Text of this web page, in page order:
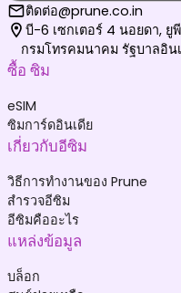
ติดต่อ@prune.co.in
บี-6 เซกเตอร์ 4 นอยดา, ยูพี,
กรมโทรคมนาคม รัฐบาลอิ
ซื้อ ซิม
eSIM
ซิมการ์ดอินเดีย
เกี่ยวกับอีซิม
วิธีการทำงานของ Prune
สำรวจอีซิม
อีซิมคืออะไร
แหล่งข้อมูล
บล็อก